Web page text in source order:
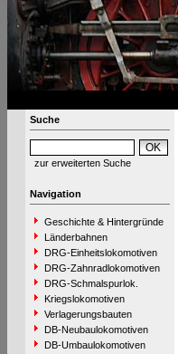
Suche
zur erweiterten Suche
Navigation
Geschichte & Hintergründe
Länderbahnen
DRG-Einheitslokomotiven
DRG-Zahnradlokomotiven
DRG-Schmalspurlok.
Kriegslokomotiven
Verlagerungsbauten
DB-Neubaulokomotiven
DB-Umbaulokomotiven